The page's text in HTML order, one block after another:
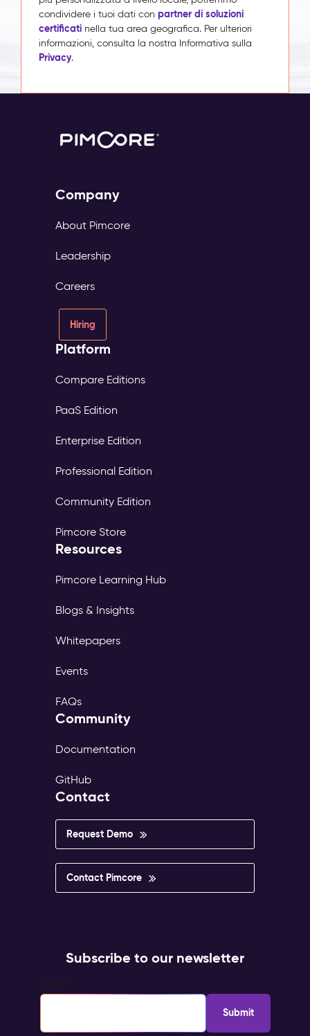
condividere i tuoi dati con partner di soluzioni
certificati nella tua area geografica. Per ulteriori
informazioni, consulta la nostra Informativa sulla
Privacy.
Company
About Pimcore
Leadership
Careers
Hiring
Platform
Compare Editions
PaaS Edition
Enterprise Edition
Professional Edition
Community Edition
Pimcore Store
Resources
Pimcore Learning Hub
Blogs & Insights
Whitepapers
Events
FAQs
Community
Documentation
GitHub
Contact
Request Demo
Contact Pimcore
Subscribe to our newsletter